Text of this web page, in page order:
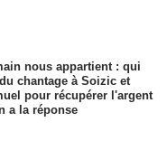
nous appartient : qui
chantage à Soizic et
pour récupérer l'argent
a la réponse